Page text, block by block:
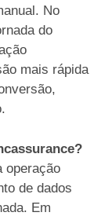
No
do
mais rápida
operação
de dados
Em